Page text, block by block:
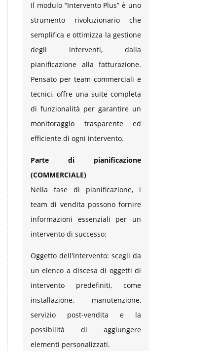
Il modulo “Intervento Plus” è uno
strumento rivoluzionario che
semplifica e ottimizza la gestione
degli interventi, dalla
pianificazione alla fatturazione.
Pensato per team commerciali e
tecnici, offre una suite completa
di funzionalità per garantire un
monitoraggio trasparente ed
efficiente di ogni intervento.
Parte di pianificazione
(COMMERCIALE)
Nella fase di pianificazione, i
team di vendita possono fornire
informazioni essenziali per un
intervento di successo:
Oggetto dell'intervento: scegli da
un elenco a discesa di oggetti di
intervento predefiniti, come
installazione, manutenzione,
servizio post-vendita e la
possibilità di aggiungere
elementi personalizzati.